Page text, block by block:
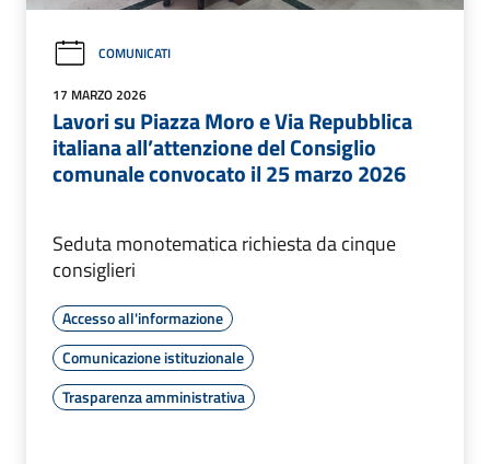
COMUNICATI
17 MARZO 2026
Lavori su Piazza Moro e Via Repubblica
italiana all’attenzione del Consiglio
comunale convocato il 25 marzo 2026
Seduta monotematica richiesta da cinque
consiglieri
Accesso all'informazione
Comunicazione istituzionale
Trasparenza amministrativa